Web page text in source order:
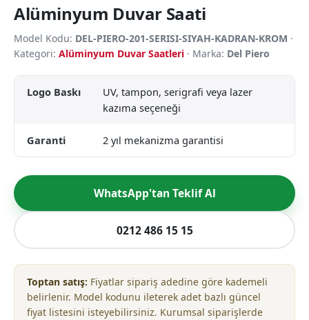
Alüminyum Duvar Saati
Model Kodu: DEL-PIERO-201-SERISI-SIYAH-KADRAN-KROM ·
Kategori: Alüminyum Duvar Saatleri · Marka: Del Piero
Logo Baskı
UV, tampon, serigrafi veya lazer
kazıma seçeneği
Garanti 2 yıl mekanizma garantisi
WhatsApp'tan Teklif Al
0212 486 15 15
Toptan satış: Fiyatlar sipariş adedine göre kademeli
belirlenir. Model kodunu ileterek adet bazlı güncel
fiyat listesini isteyebilirsiniz. Kurumsal siparişlerde